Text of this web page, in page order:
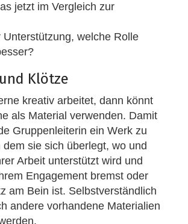
jetzt im Vergleich zur
Unterstützung, welche Rolle
Klötze
kreativ arbeitet, dann könnt
als Material verwenden. Damit
Gruppenleiterin ein Werk zu
dem sie sich überlegt, wo und
Arbeit unterstützt wird und
Engagement bremst oder
am Bein ist. Selbstverständlich
andere vorhandene Materialien